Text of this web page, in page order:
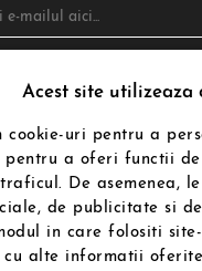
catre Termenii de utilizare
conformitate cu legea. Te
informatiile noastre
legala
ne
Acest site utilizeaza
cookie-uri pentru a
pentru a oferi functii
De asemenea,
de publicitate si
in care folositi
cu alte informatii